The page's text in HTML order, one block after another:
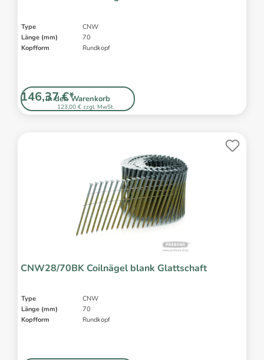
Type
CNW
Länge (mm)
70
Kopfform
Rundkopf
In den Warenkorb
123,00 € zzgl. MwSt.
146,37 €*
CNW28/70BK Coilnägel blank Glattschaft
Type
CNW
Länge (mm)
70
Kopfform
Rundkopf